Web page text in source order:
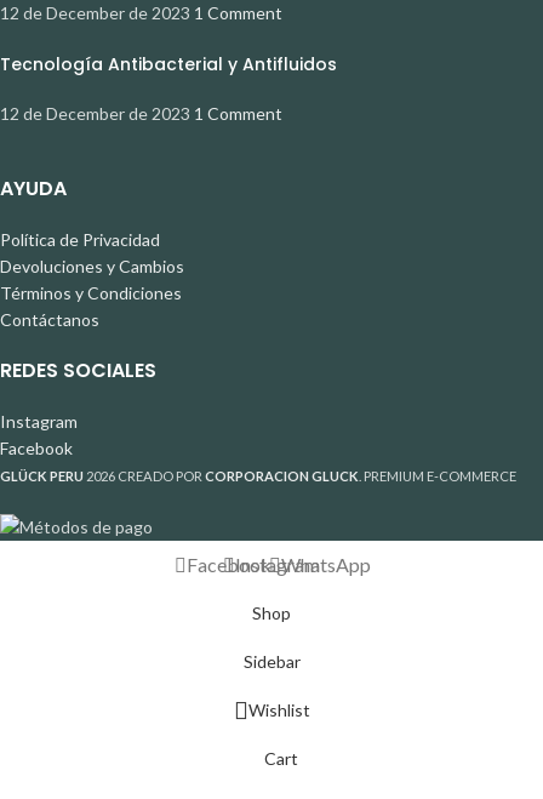
12 de December de 2023 1 Comment
Tecnología Antibacterial y Antifluidos
12 de December de 2023 1 Comment
AYUDA
Política de Privacidad
Devoluciones y Cambios
Términos y Condiciones
Contáctanos
REDES SOCIALES
Instagram
Facebook
GLÜCK PERU 2026 CREADO POR CORPORACION GLUCK . PREMIUM E-COMMERCE
FacebookInstagramWhatsApp
Shop
Sidebar
Wishlist
Cart